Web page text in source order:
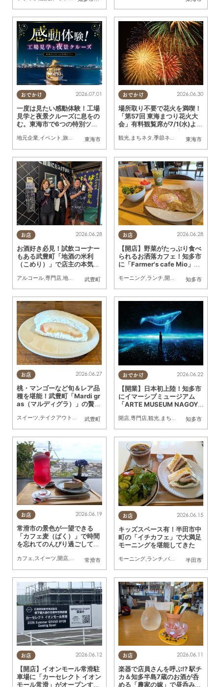
おでかけ
東海市
2026.07.01
一度は見たい感動体験！工場
見学と夜景クルーズに息をの
む。東海市で6つの特別ツア
地元企業,イベント ,旅行 観光,アウトドア ちたまる広告,親子,夫婦, ,カップル
おでかけ
東海市
2026.06.30
場所取り不要で花火を満喫！
「第57回 東海まつり花火大
会」有料観覧席が7/1(水)より
観光, まちネタ ,季節ネタ 親子,夫婦,家族
お店
武豊町
2026.06.28
お酒好き必見！試飲コーナー
もある武豊町「地酒の米利
（こめり）」で店主の本気の
アルコール,専門店,地元企業 ,まちネタ 行ってみたレポ,夫婦,カップル おひとりさま
お店
知多市
2026.06.28
【開店】野菜がたっぷり食べ
られるお洒落カフェ！知多市
に「Farmer's cafe Mio」が
モーニング,ランチ,開店 専門店,親子
お店
武豊町
2026.06.27
桃・マンゴーなど旬＆レア品
種を堪能！武豊町「Mardi gr
as（マルディグラ）」の贅沢
スイーツ,テイクアウト ,ドライブ,行ってみたレポ,家族 カップル, おひとりさま
おでかけ
知多市
2026.06.22
【開業】日本初上陸！知多市
にイマーシブミュージアム
「ARTE MUSEUM NAGOYA
ヤ）」が2026年11月下旬に
オープン
開店,専門店,観光, まちネタ カップル
お店
常滑市
2026.06.19
常滑市の景色が一望できる
「カフェ麦（ばく）」で時間
を忘れてのんびり過ごしてき
カフェ スイーツ 開店 リニューアル カップル,おひとりさま
お店
半田市
2026.06.15
キッズスペース有！半田市中
町の「イチカフェ」で大満足
モーニングを堪能してきた
モーニング,ランチ,パン カフェ,行ってみ
お店 2026.06.12
【開店】イオンモール常滑駐
車場に「カーセレクト イオン
モール常滑」がオープンする
お店 2026.06.11
楽器で店員さんを呼ぶ!? 駅チ
カ＆知多半島7蔵のお酒が呑
める「農家の嫁」で昼呑みし